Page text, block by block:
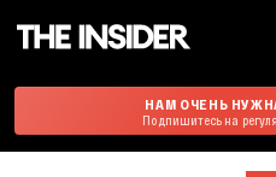
НАМ ОЧЕНЬ
Подпишитесь на